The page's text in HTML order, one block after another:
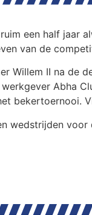
een half jaar
van de
Willem II na de
Abha
bekertoernooi.
wedstrijden